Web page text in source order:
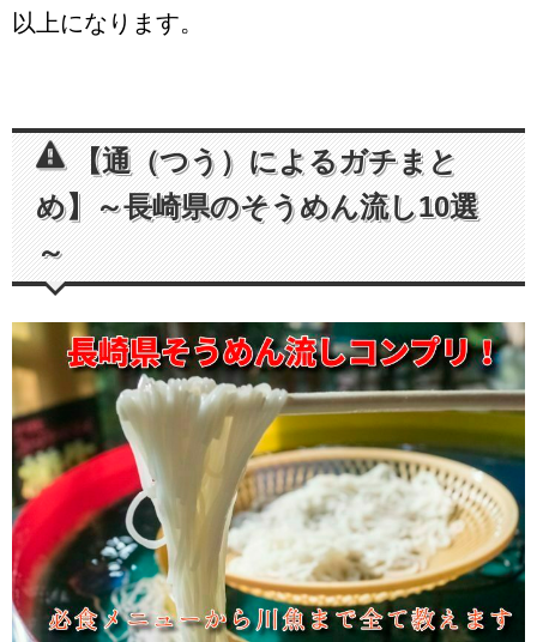
以上になります。
【通（つう）によるガチまと
め】～長崎県のそうめん流し10選
～